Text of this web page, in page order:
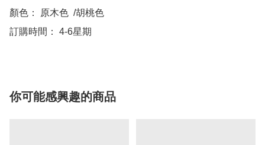
顏色： 原木色  /胡桃色
訂購時間： 4-6星期
你可能感興趣的商品